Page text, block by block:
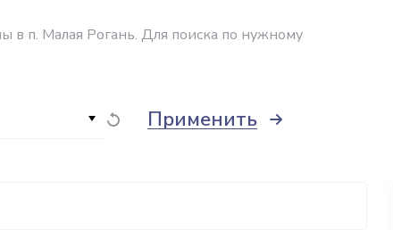
в п. Малая Рогань. Для поиска по нужному
Применить